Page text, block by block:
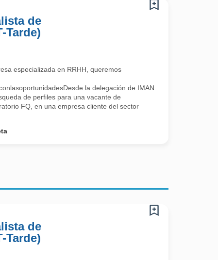
de
Tarde)
especializada en RRHH, queremos
la delegación de IMAN
de perfiles para una vacante de
FQ, en una empresa cliente del sector
de
Tarde)